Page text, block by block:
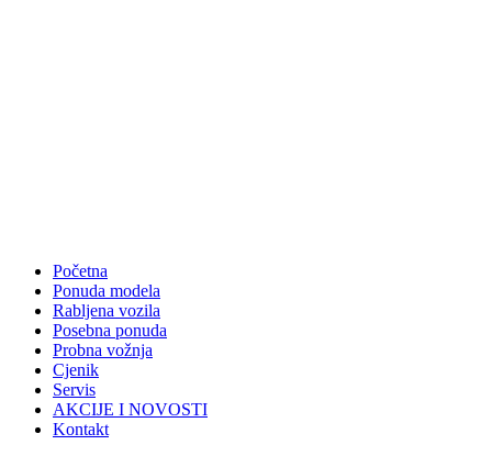
Početna
Ponuda modela
Rabljena vozila
Posebna ponuda
Probna vožnja
Cjenik
Servis
AKCIJE I NOVOSTI
Kontakt